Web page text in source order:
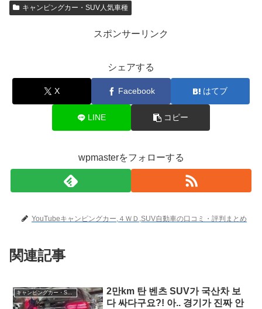
キャンピングカー・SUV人気車種
スポンサーリンク
シェアする
X Facebook はてブ
LINE コピー
wpmasterをフォローする
YouTubeキャンピングカー,４ＷＤ,SUV自動車の口コミ・評判まとめ
関連記事
キャンピングカー・SUV人気車種
2만km 탄 벤츠 SUV가 국산차 보
다 싸다구요?! 아.. 경기가 진짜 안